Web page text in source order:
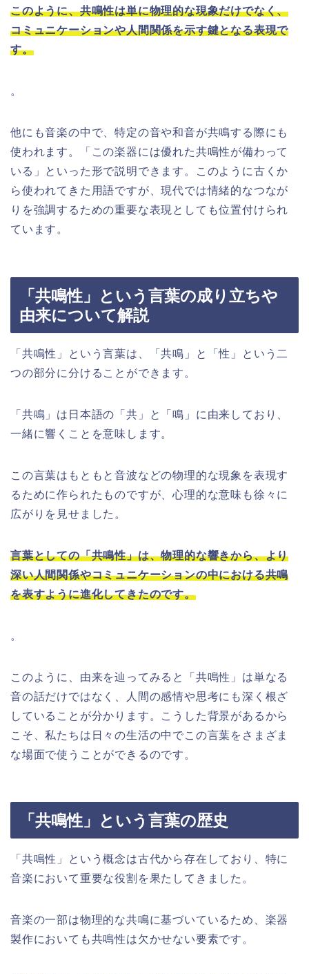
このように、共鳴性は単に物理的な現象だけでなく、
コミュニケーションや人間関係を示す鍵となる表現で
す。
。
他にも音楽の中で、特定の音や和音が共鳴する際にも
使われます。「この楽器には優れた共鳴性が備わって
いる」といった形で説明できます。このように古くか
ら使われてきた用語ですが、現代では情緒的なつなが
りを強調するための重要な表現としても位置付けられ
ています。
「共鳴性」という言葉の成り立ちや
由来について解説
「共鳴性」という言葉は、「共鳴」と「性」という二
つの部分に分けることができます。
「共鳴」は日本語の「共」と「鳴」に由来しており、
一緒に響くことを意味します。
この言葉はもともと音波などの物理的な現象を表現す
るために作られたものですが、心理的な意味も徐々に
広がりを見せました。
言葉としての「共鳴性」は、物理的な響きから、より
深い人間関係やコミュニケーションの中における共鳴
を表すように進化してきたのです。
。
このように、由来を辿ってみると「共鳴性」は単なる
音の話だけではなく、人間の感情や思考にも深く根ざ
していることが分かります。こうした背景があるから
こそ、私たちは日々の生活の中でこの言葉をさまざま
な場面で使うことができるのです。
「共鳴性」という言葉の歴史
「共鳴性」という概念は古代から存在しており、特に
音楽において重要な役割を果たしてきました。
音楽の一部は物理的な共鳴に基づいているため、楽器
製作においても共鳴性は欠かせない要素です。